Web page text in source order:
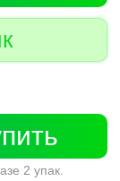
2 упак.